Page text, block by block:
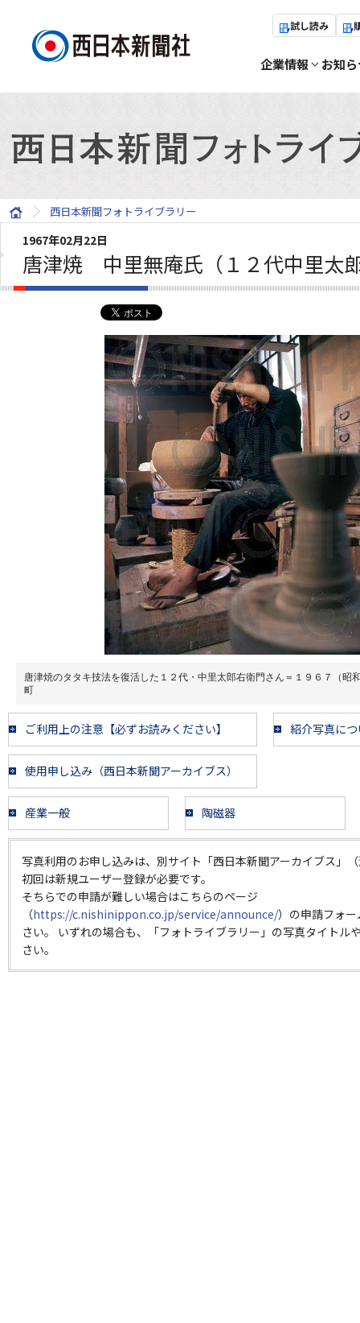
試し読み
企業情報 お知
西日本新聞フォトライブラリー
1967年02月22日
唐津焼 中里無庵氏（１２代中里太
唐津焼のタタキ技法を復活した１２代・中里太郎右衛門さん＝１９６７（昭
町
ご利用上の注意【必ずお読みください】 紹介写真に
使用申し込み（西日本新聞アーカイブス）
産業一般 陶磁器
写真利用のお申し込みは、別サイト「西日本新聞アーカイブス」
初回は新規ユーザー登録が必要です。
そちらでの申請が難しい場合はこちらのページ
（https://c.nishinippon.co.jp/service/announce/）の申請フォ
さい。 いずれの場合も、「フォトライブラリー」の写真タイトル
さい。